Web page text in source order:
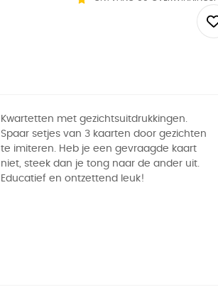
Kwartetten met gezichtsuitdrukkingen.
Spaar setjes van 3 kaarten door gezichten
te imiteren. Heb je een gevraagde kaart
niet, steek dan je tong naar de ander uit.
Educatief en ontzettend leuk!